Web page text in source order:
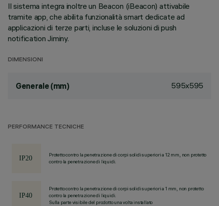
Il sistema integra inoltre un Beacon (iBeacon) attivabile
tramite app, che abilita funzionalità smart dedicate ad
applicazioni di terze parti, incluse le soluzioni di push
notification Jiminy.
DIMENSIONI
Generale (mm) 595x595
PERFORMANCE TECNICHE
Protetto contro la penetrazione di corpi solidi superiori a 12 mm, non protetto
contro la penetrazione di liquidi.
Protetto contro la penetrazione di corpi solidi superiori a 1 mm, non protetto
contro la penetrazione di liquidi.
Sulla parte visibile del prodotto una volta installato